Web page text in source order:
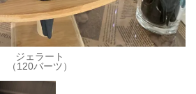
ジェラート
（120バーツ）